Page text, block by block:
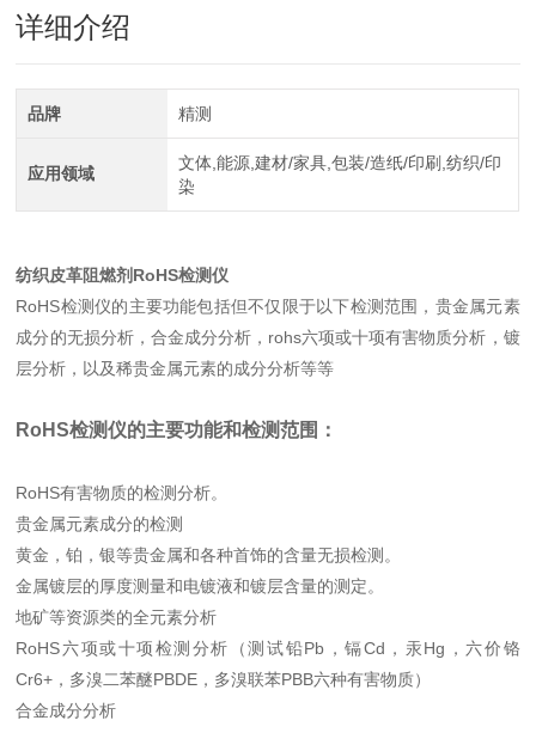
详细介绍
品牌 精测
应用领域
文体,能源,建材/家具,包装/造纸/印刷,纺织/印
染
纺织皮革阻燃剂RoHS检测仪
RoHS检测仪的主要功能包括但不仅限于以下检测范围，贵金属元素
成分的无损分析，合金成分分析，rohs六项或十项有害物质分析，镀
层分析，以及稀贵金属元素的成分分析等等
RoHS检测仪的主要功能和检测范围：
RoHS有害物质的检测分析。
贵金属元素成分的检测
黄金，铂，银等贵金属和各种首饰的含量无损检测。
金属镀层的厚度测量和电镀液和镀层含量的测定。
地矿等资源类的全元素分析
RoHS六项或十项检测分析（测试铅Pb，镉Cd，汞Hg，六价铬
Cr6+，多溴二苯醚PBDE，多溴联苯PBB六种有害物质）
合金成分分析